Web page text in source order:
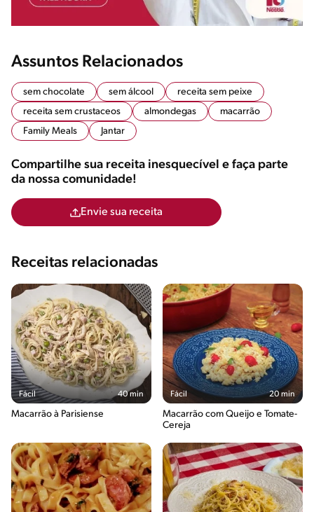
Assuntos Relacionados
sem chocolate sem álcool
receita sem peixe
receita sem crustaceos
almondegas
macarrão
Family Meals
Jantar
Compartilhe sua receita inesquecível e faça parte
da nossa comunidade!
Envie sua receita
Receitas relacionadas
Fácil 40 min
Macarrão à Parisiense
Fácil 20 min
Macarrão com Queijo e Tomate-
Cereja